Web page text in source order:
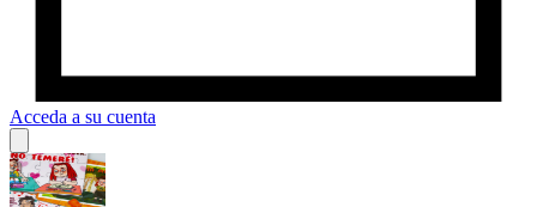
Acceda a su cuenta